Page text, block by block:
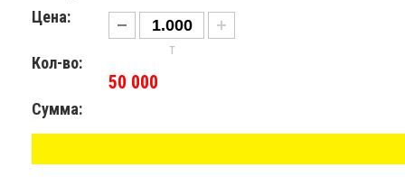
Цена:
Кол-во:
т
Сумма:
50 000